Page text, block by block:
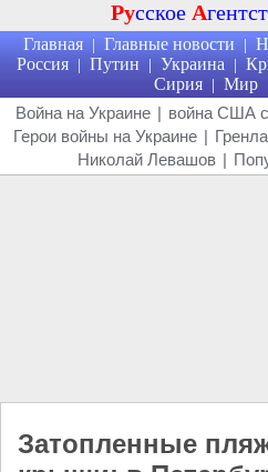
Русское А
Главная | Главные новости |
Россия | Путин | Украина |
Сирия | Мир
Война на Украине | война США
Герои войны на Украине |
Николай Левашов |
Затопленные